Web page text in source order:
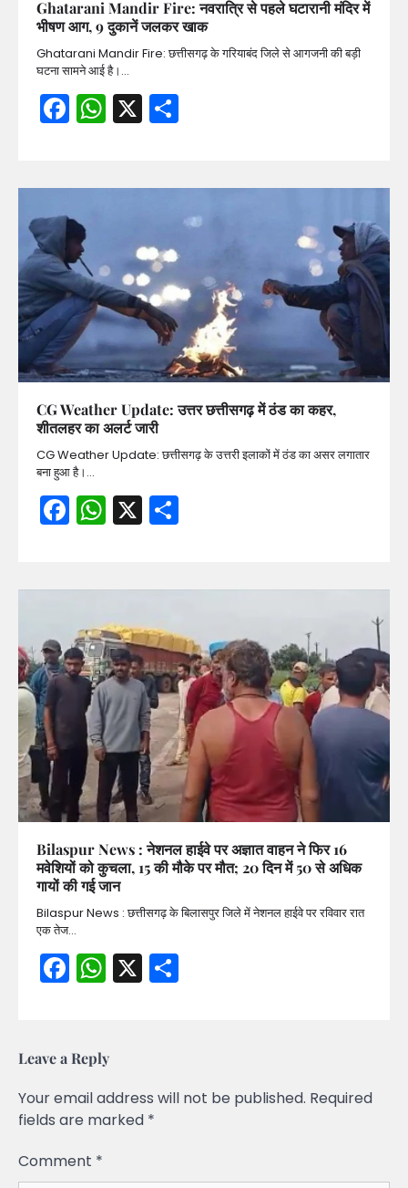
Ghatarani Mandir Fire: नवरात्रि से पहले घटारानी मंदिर में
भीषण आग, 9 दुकानें जलकर खाक
Ghatarani Mandir Fire: छत्तीसगढ़ के गरियाबंद जिले से आगजनी की बड़ी
घटना सामने आई है।…
Facebook
WhatsApp
X
CG Weather Update: उत्तर छत्तीसगढ़ में ठंड का कहर,
शीतलहर का अलर्ट जारी
CG Weather Update: छत्तीसगढ़ के उत्तरी इलाकों में ठंड का असर लगातार
बना हुआ है।…
Facebook
WhatsApp
X
Bilaspur News : नेशनल हाईवे पर अज्ञात वाहन ने फिर 16
मवेशियों को कुचला, 15 की मौके पर मौत; 20 दिन में 50 से अधिक
गायों की गई जान
Bilaspur News : छत्तीसगढ़ के बिलासपुर जिले में नेशनल हाईवे पर रविवार रात
एक तेज…
Facebook
WhatsApp
X
Leave a Reply
Your email address will not be published. Required
fields are marked *
Comment *